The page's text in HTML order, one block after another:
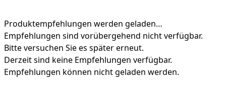
Produktempfehlungen werden geladen…
Empfehlungen sind vorübergehend nicht verfügbar.
Bitte versuchen Sie es später erneut.
Derzeit sind keine Empfehlungen verfügbar.
Empfehlungen können nicht geladen werden.